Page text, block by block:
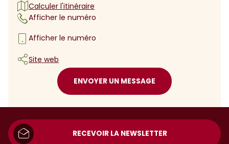
Calculer l'itinéraire
Afficher le numéro
Afficher le numéro
Site web
ENVOYER UN MESSAGE
RECEVOIR LA NEWSLETTER